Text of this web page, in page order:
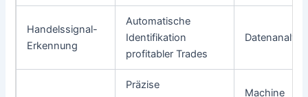
Handelssignal-
Erkennung
Automatische
Identifikation
profitabler Trades
Datenanalyse
Präzise
Machine